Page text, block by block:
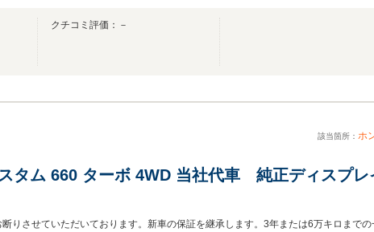
クチコミ評価：－
該当箇所： ホ
タム 660 ターボ 4WD 当社代車 純正ディスプレ